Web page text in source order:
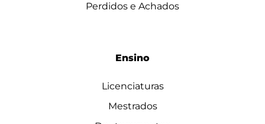
Perdidos e Achados
Ensino
Licenciaturas
Mestrados